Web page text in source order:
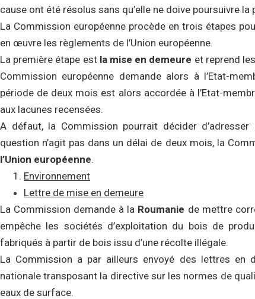
cause ont été résolus sans qu’elle ne doive poursuivre la
La Commission européenne procède en trois étapes
en œuvre les règlements de l’Union européenne.
La première étape est la mise en demeure et reprend
Commission européenne demande alors à l’Etat-
période de deux mois est alors accordée à l’Etat-
aux lacunes recensées.
A défaut, la Commission pourrait décider d’adresser
question n’agit pas dans un délai de deux mois, la
l’Union européenne.
Environnement
Lettre de mise en demeure
La Commission demande à la Roumanie de mettre
empêche les sociétés d’exploitation du bois de
fabriqués à partir de bois issu d’une récolte illégale.
La Commission a par ailleurs envoyé des lettres en
nationale transposant la directive sur les normes de
eaux de surface.